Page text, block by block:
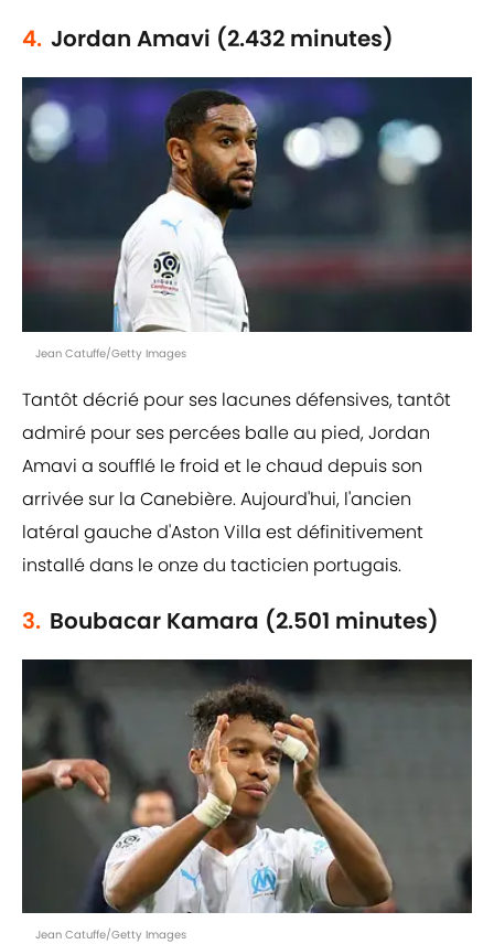
4. Jordan Amavi (2.432 minutes)
Jean Catuffe/Getty Images
Tantôt décrié pour ses lacunes défensives, tantôt
admiré pour ses percées balle au pied, Jordan
Amavi a soufflé le froid et le chaud depuis son
arrivée sur la Canebière. Aujourd'hui, l'ancien
latéral gauche d'Aston Villa est définitivement
installé dans le onze du tacticien portugais.
3. Boubacar Kamara (2.501 minutes)
Jean Catuffe/Getty Images